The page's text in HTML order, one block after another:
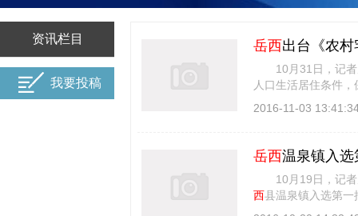
资讯栏目
我要投稿
岳西出台《农
10月31日，记者
人口生活居住条件
2016-11-03
岳西温泉镇入
10月19日，记者
西县温泉镇入选第